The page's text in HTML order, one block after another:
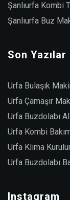
Şanlıurfa Kombi
Şanlıurfa Buz
Son Yazılar
Urfa Bulaşık
Urfa Çamaşır
Urfa Buzdolabı
Urfa Kombi
Urfa Klima
Urfa Buzdolabı
Instagram